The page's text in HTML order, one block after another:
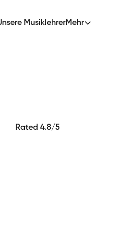
MusiklehrerMehr
Rated 4.8/5